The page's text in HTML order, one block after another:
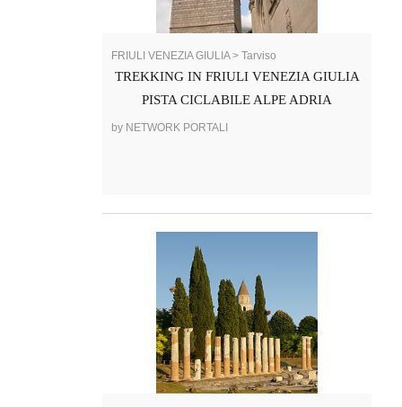
FRIULI VENEZIA GIULIA > Tarviso
TREKKING IN FRIULI VENEZIA GIULIA
PISTA CICLABILE ALPE ADRIA
by NETWORK PORTALI